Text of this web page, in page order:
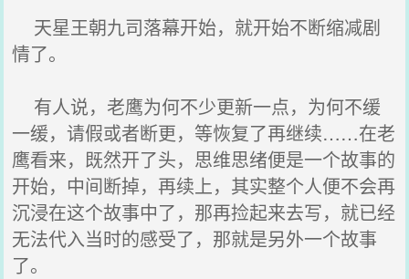
天星王朝九司落幕开始，就开始不断缩减剧
情了。
有人说，老鹰为何不少更新一点，为何不缓
一缓，请假或者断更，等恢复了再继续……在老
鹰看来，既然开了头，思维思绪便是一个故事的
开始，中间断掉，再续上，其实整个人便不会再
沉浸在这个故事中了，那再捡起来去写，就已经
无法代入当时的感受了，那就是另外一个故事
了。